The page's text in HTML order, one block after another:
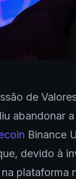
de
abandonar
Binance
devido à
plataforma